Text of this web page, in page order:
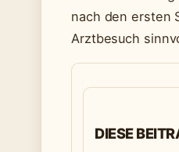
nach den ersten
Arztbesuch
DIESE